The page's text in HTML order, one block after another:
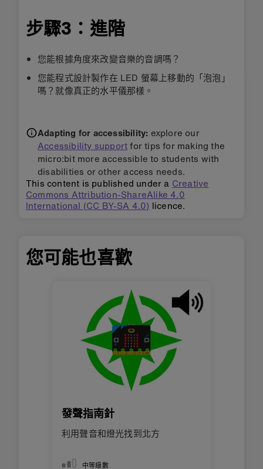
步驟3：進階
您能根據角度來改變音樂的音調嗎？
您能程式設計製作在 LED 螢幕上移動的「泡泡」
嗎？就像真正的水平儀那樣。
Adapting for accessibility: explore our
Accessibility supportfor tips for making the
micro:bit more accessible to students with
disabilities or other access needs.
This content is published under a Creative
Commons Attribution-ShareAlike 4.0
International (CC BY-SA 4.0) licence.
您可能也喜歡
發聲指南針
利用聲音和燈光找到北方
中等級數